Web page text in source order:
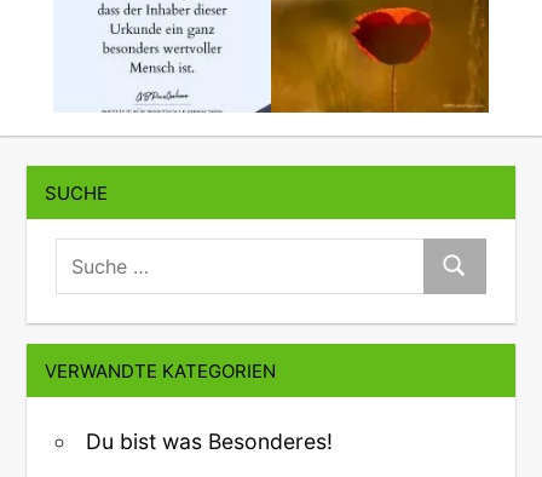
SUCHE
suche:
Suche
VERWANDTE KATEGORIEN
Du bist was Besonderes!